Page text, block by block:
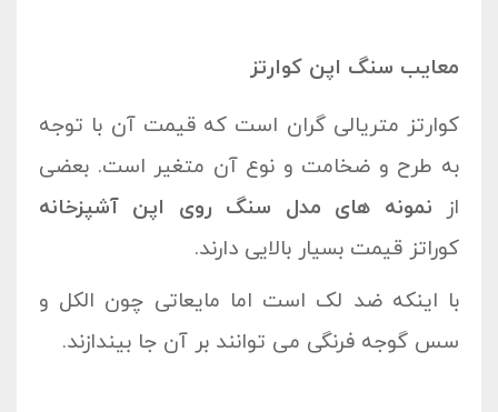
معایب سنگ اپن کوارتز
کوارتز متریالی گران است که قیمت آن با توجه
به طرح و ضخامت و نوع آن متغیر است. بعضی
از نمونه های مدل سنگ روی اپن آشپزخانه
کوراتز قیمت بسیار بالایی دارند.
با اینکه ضد لک است اما مایعاتی چون الکل و
سس گوجه فرنگی می توانند بر آن جا بیندازند.